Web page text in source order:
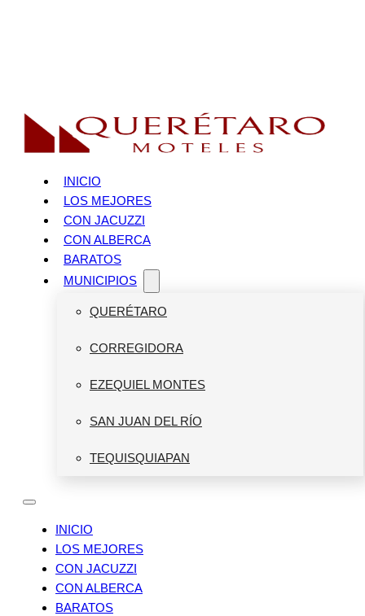
INICIO
LOS MEJORES
CON JACUZZI
CON ALBERCA
BARATOS
MUNICIPIOS
QUERÉTARO
CORREGIDORA
EZEQUIEL MONTES
SAN JUAN DEL RÍO
TEQUISQUIAPAN
INICIO
LOS MEJORES
CON JACUZZI
CON ALBERCA
BARATOS